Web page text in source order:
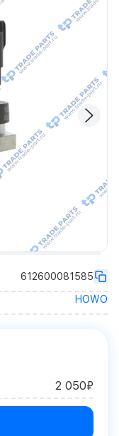
612600081585
HOWO
2 050₽